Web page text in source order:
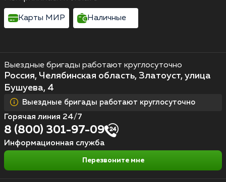
Выездные бригады работают круглосуточно
Россия, Челябинская область, Златоуст, улица
Бушуева, 4
Выездные бригады работают круглосуточно
Горячая линия 24/7
8 (800) 301-97-09
Информационная служба
Перезвоните мне
Карты МИР Наличные